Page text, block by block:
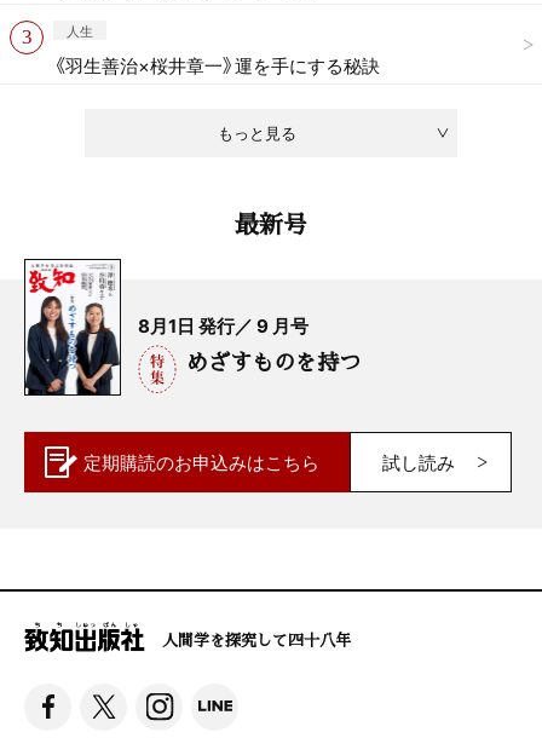
もっと見る
人生
《羽生善治×桜井章一》運を手にする秘訣
最新号
8月1日 発行／ 9 月号
めざすものを持つ
定期購読のお申込みはこちら 試し読み
人間学を探究して四十八年